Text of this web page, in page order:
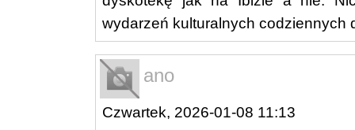
wydarzeń kulturalnych codziennych
ano
Czwartek, 2026-01-08 11:13